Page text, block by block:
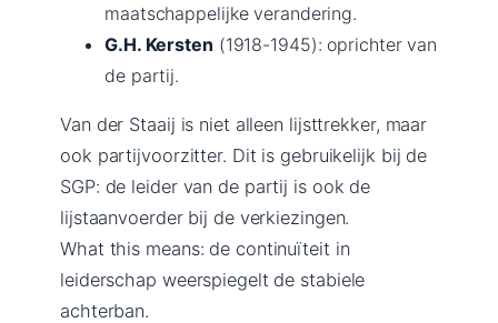
maatschappelijke verandering.
G.H. Kersten (1918-1945): oprichter van
de partij.
Van der Staaij is niet alleen lijsttrekker, maar
ook partijvoorzitter. Dit is gebruikelijk bij de
SGP: de leider van de partij is ook de
lijstaanvoerder bij de verkiezingen.
What this means: de continuïteit in
leiderschap weerspiegelt de stabiele
achterban.